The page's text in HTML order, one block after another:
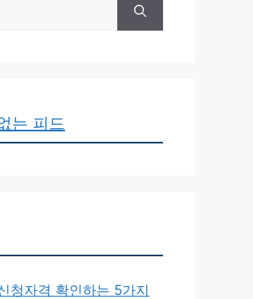
는 피드
청자격 확인하는 5가지